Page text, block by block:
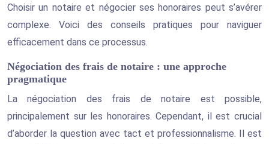
Choisir un notaire et négocier ses honoraires peut s’avérer
complexe. Voici des conseils pratiques pour naviguer
efficacement dans ce processus.
Négociation des frais de notaire : une approche
pragmatique
La négociation des frais de notaire est possible,
principalement sur les honoraires. Cependant, il est crucial
d’aborder la question avec tact et professionnalisme. Il est